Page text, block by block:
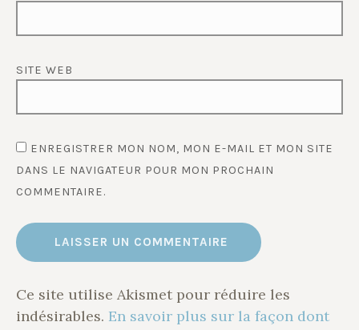
SITE WEB
ENREGISTRER MON NOM, MON E-MAIL ET MON SITE
DANS LE NAVIGATEUR POUR MON PROCHAIN
COMMENTAIRE.
Ce site utilise Akismet pour réduire les
indésirables. En savoir plus sur la façon dont